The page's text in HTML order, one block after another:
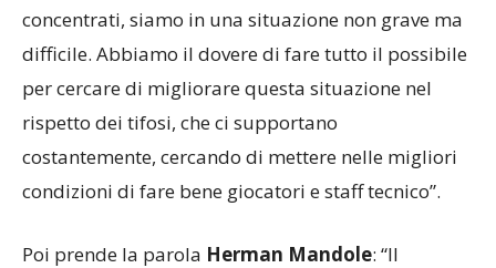
concentrati, siamo in una situazione non grave ma
difficile. Abbiamo il dovere di fare tutto il possibile
per cercare di migliorare questa situazione nel
rispetto dei tifosi, che ci supportano
costantemente, cercando di mettere nelle migliori
condizioni di fare bene giocatori e staff tecnico”.
Poi prende la parola Herman Mandole: “Il